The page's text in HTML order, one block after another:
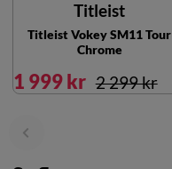
Titleist
Titleist Vokey SM11 Tour
Chrome
1 999 kr 2 299 kr